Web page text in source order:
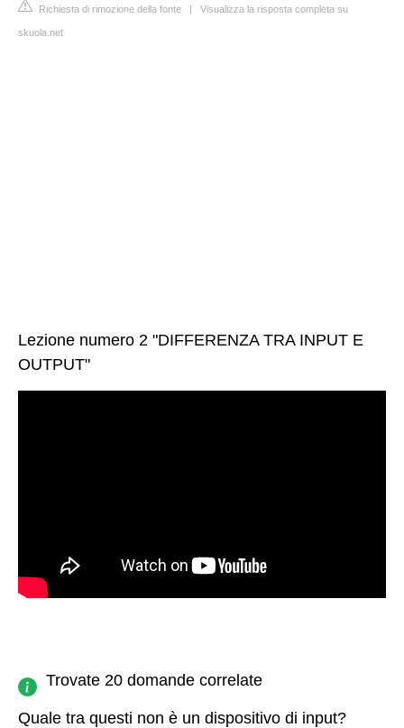
Richiesta di rimozione della fonte | Visualizza la risposta completa su
skuola.net
Lezione numero 2 "DIFFERENZA TRA INPUT E
OUTPUT"
Trovate 20 domande correlate
Quale tra questi non è un dispositivo di input?